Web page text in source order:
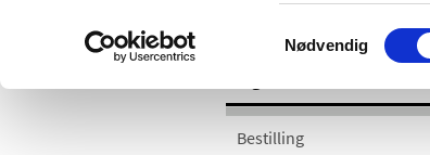
Samtykkevalg
Nødvendig
Bestilling